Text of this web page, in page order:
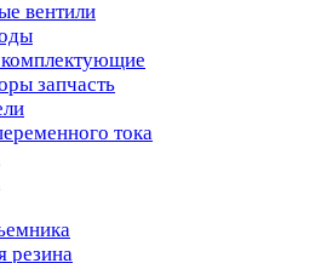
вентили
запчасть
тока
резина